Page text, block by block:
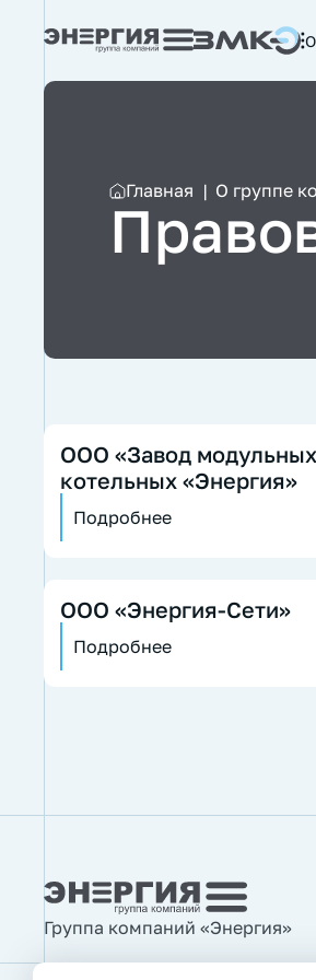
Главная | О группе
ООО «Завод модульных
котельных «Энергия»
Подробнее
ООО «Энергия-Сети»
Подробнее
Группа компаний «Энергия»